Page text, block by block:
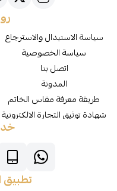
سياسة الاستبدال والاسترجاع
سياسة الخصوصية
اتصل بنا
المدونة
طريقة معرفة مقاس الخاتم
شهادة توثيق التجارة الالكترونية